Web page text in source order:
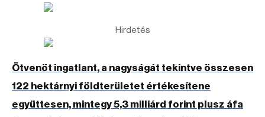
Hirdetés
Ötvenöt ingatlant, a nagyságát tekintve összesen
122 hektárnyi földterületet értékesítene
együttesen, mintegy 5,3 milliárd forint plusz áfa